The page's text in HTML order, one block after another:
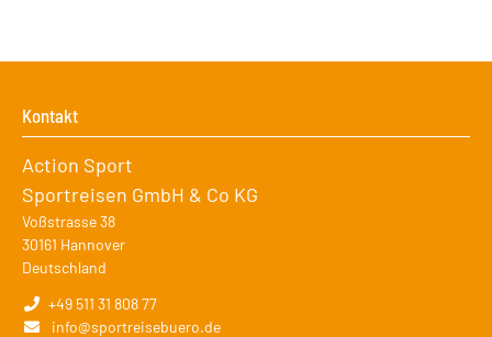
Kontakt
Action Sport
Sportreisen GmbH & Co KG
Voßstrasse 38
30161 Hannover
Deutschland
+49 511 31 808 77
info@sportreisebuero.de